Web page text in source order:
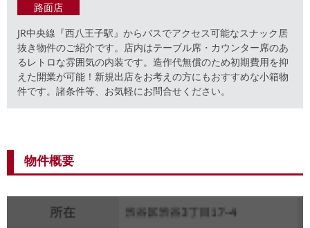
路面店
JR中央線『西八王子駅』からバスでアクセス可能なスナック居
抜き物件のご紹介です。店内はテーブル席・カウンター席のあ
るレトロな雰囲気の内装です。造作代無償のため初期費用を抑
えた開業が可能！新規出店をお考えの方にもおすすめな小箱物
件です。諸条件等、お気軽にお問合せください。
物件概要